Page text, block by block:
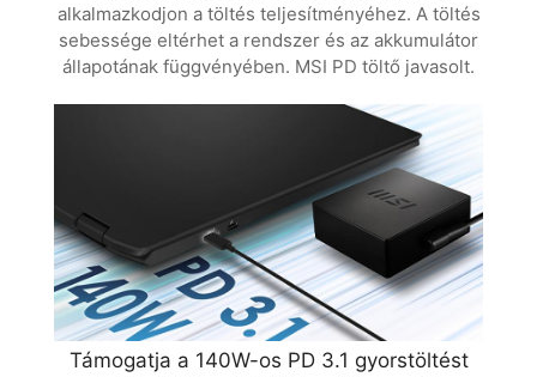
alkalmazkodjon a töltés teljesítményéhez. A töltés
sebessége eltérhet a rendszer és az akkumulátor
állapotának függvényében. MSI PD töltő javasolt.
Támogatja a 140W-os PD 3.1 gyorstöltést